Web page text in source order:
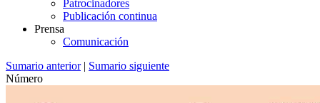
Patrocinadores
Publicación continua
Prensa
Comunicación
Sumario anterior| Sumario siguiente
Número